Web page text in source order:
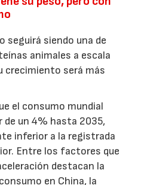
seguirá siendo una de
animales a escala
crecimiento será más
el consumo mundial
de un 4% hasta 2035,
inferior a la registrada
Entre los factores que
destacan la
en China, la